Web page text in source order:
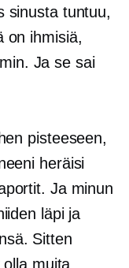
sinusta tuntuu,
on ihmisiä,
Ja se sai
pisteeseen,
heräisi
Ja minun
läpi ja
Sitten
muita